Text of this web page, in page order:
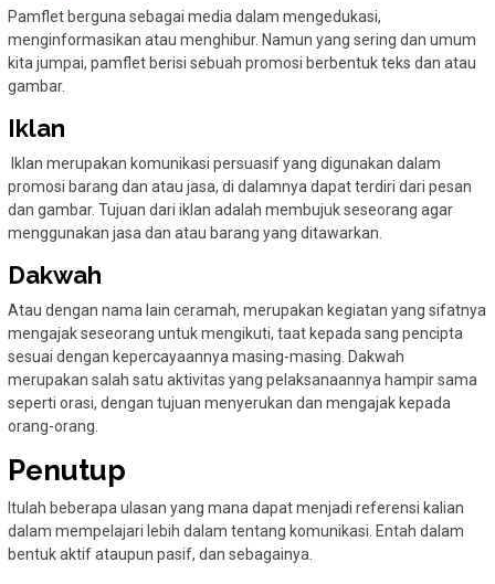
Pamflet berguna sebagai media dalam mengedukasi,
menginformasikan atau menghibur. Namun yang sering dan umum
kita jumpai, pamflet berisi sebuah promosi berbentuk teks dan atau
gambar.
Iklan
Iklan merupakan komunikasi persuasif yang digunakan dalam
promosi barang dan atau jasa, di dalamnya dapat terdiri dari pesan
dan gambar. Tujuan dari iklan adalah membujuk seseorang agar
menggunakan jasa dan atau barang yang ditawarkan.
Dakwah
Atau dengan nama lain ceramah, merupakan kegiatan yang sifatnya
mengajak seseorang untuk mengikuti, taat kepada sang pencipta
sesuai dengan kepercayaannya masing-masing. Dakwah
merupakan salah satu aktivitas yang pelaksanaannya hampir sama
seperti orasi, dengan tujuan menyerukan dan mengajak kepada
orang-orang.
Penutup
Itulah beberapa ulasan yang mana dapat menjadi referensi kalian
dalam mempelajari lebih dalam tentang komunikasi. Entah dalam
bentuk aktif ataupun pasif, dan sebagainya.